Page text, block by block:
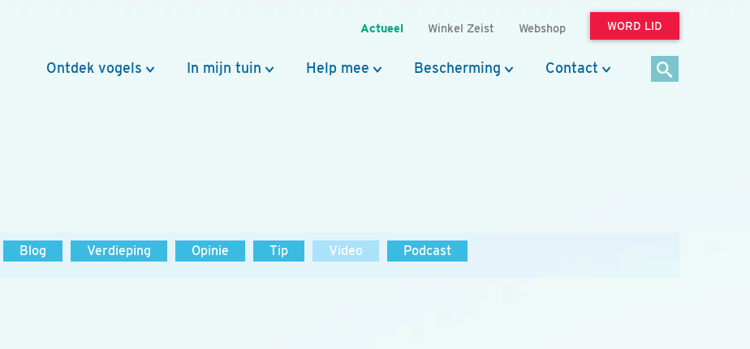
Actueel Winkel Zeist Webshop WORD LID
Ontdek vogels In mijn tuin Help mee Bescherming Contact
Blog Verdieping Opinie Tip Video Podcast